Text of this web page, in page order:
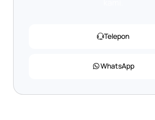
Telepon
WhatsApp